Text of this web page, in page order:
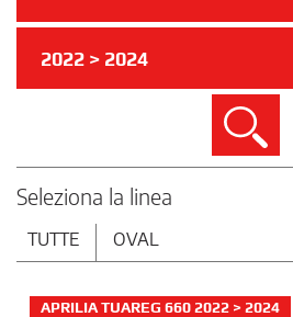
2022 > 2024
Cerca
Seleziona la linea
TUTTE OVAL
APRILIA TUAREG 660 2022 > 2024